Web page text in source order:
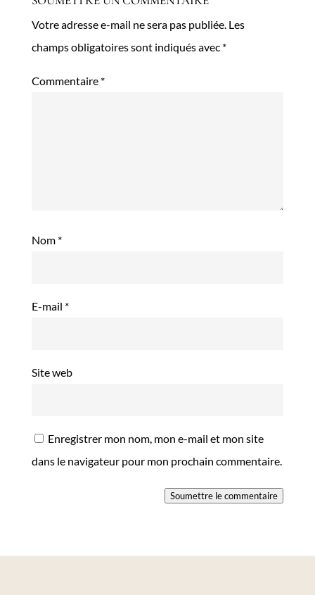
Votre adresse e-mail ne sera pas publiée. Les
champs obligatoires sont indiqués avec *
Commentaire *
Nom *
E-mail *
Site web
Enregistrer mon nom, mon e-mail et mon site
dans le navigateur pour mon prochain commentaire.
Soumettre le commentaire